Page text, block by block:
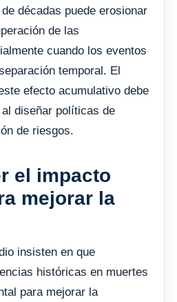
décadas puede erosionar
de las
cuando los eventos
temporal. El
efecto acumulativo debe
diseñar políticas de
de riesgos.
el impacto
mejorar la
insisten en que
históricas en muertes
para mejorar la